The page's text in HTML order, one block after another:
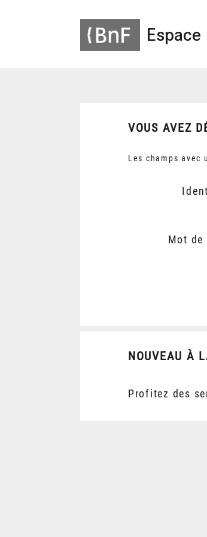
VOUS AVEZ
Les champs
Mot de
NOUVEAU À
Profitez des